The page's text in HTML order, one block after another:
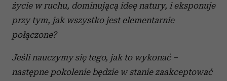
życie w ruchu, dominującą ideę natury, i eksponuje
przy tym, jak wszystko jest elementarnie
połączone?
Jeśli nauczymy się tego, jak to wykonać –
następne pokolenie będzie w stanie zaakceptować